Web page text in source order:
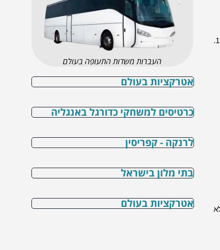
הליגה האירופית של אופ"א, הידועה במקור בשם גביע אופ"א, הפכה לאחת התחרויות היוקרתיות ביותר בכדורגל האירופי מאז הקמתה בשנת 1971.
לא
העברות משדות התעופה בעולם
אטרקציות בעולם
כרטיסים למשחקי כדורגל באנגליה
לרנקה - קפריסין
בתי מלון בישראל
אטרקציות בעולם